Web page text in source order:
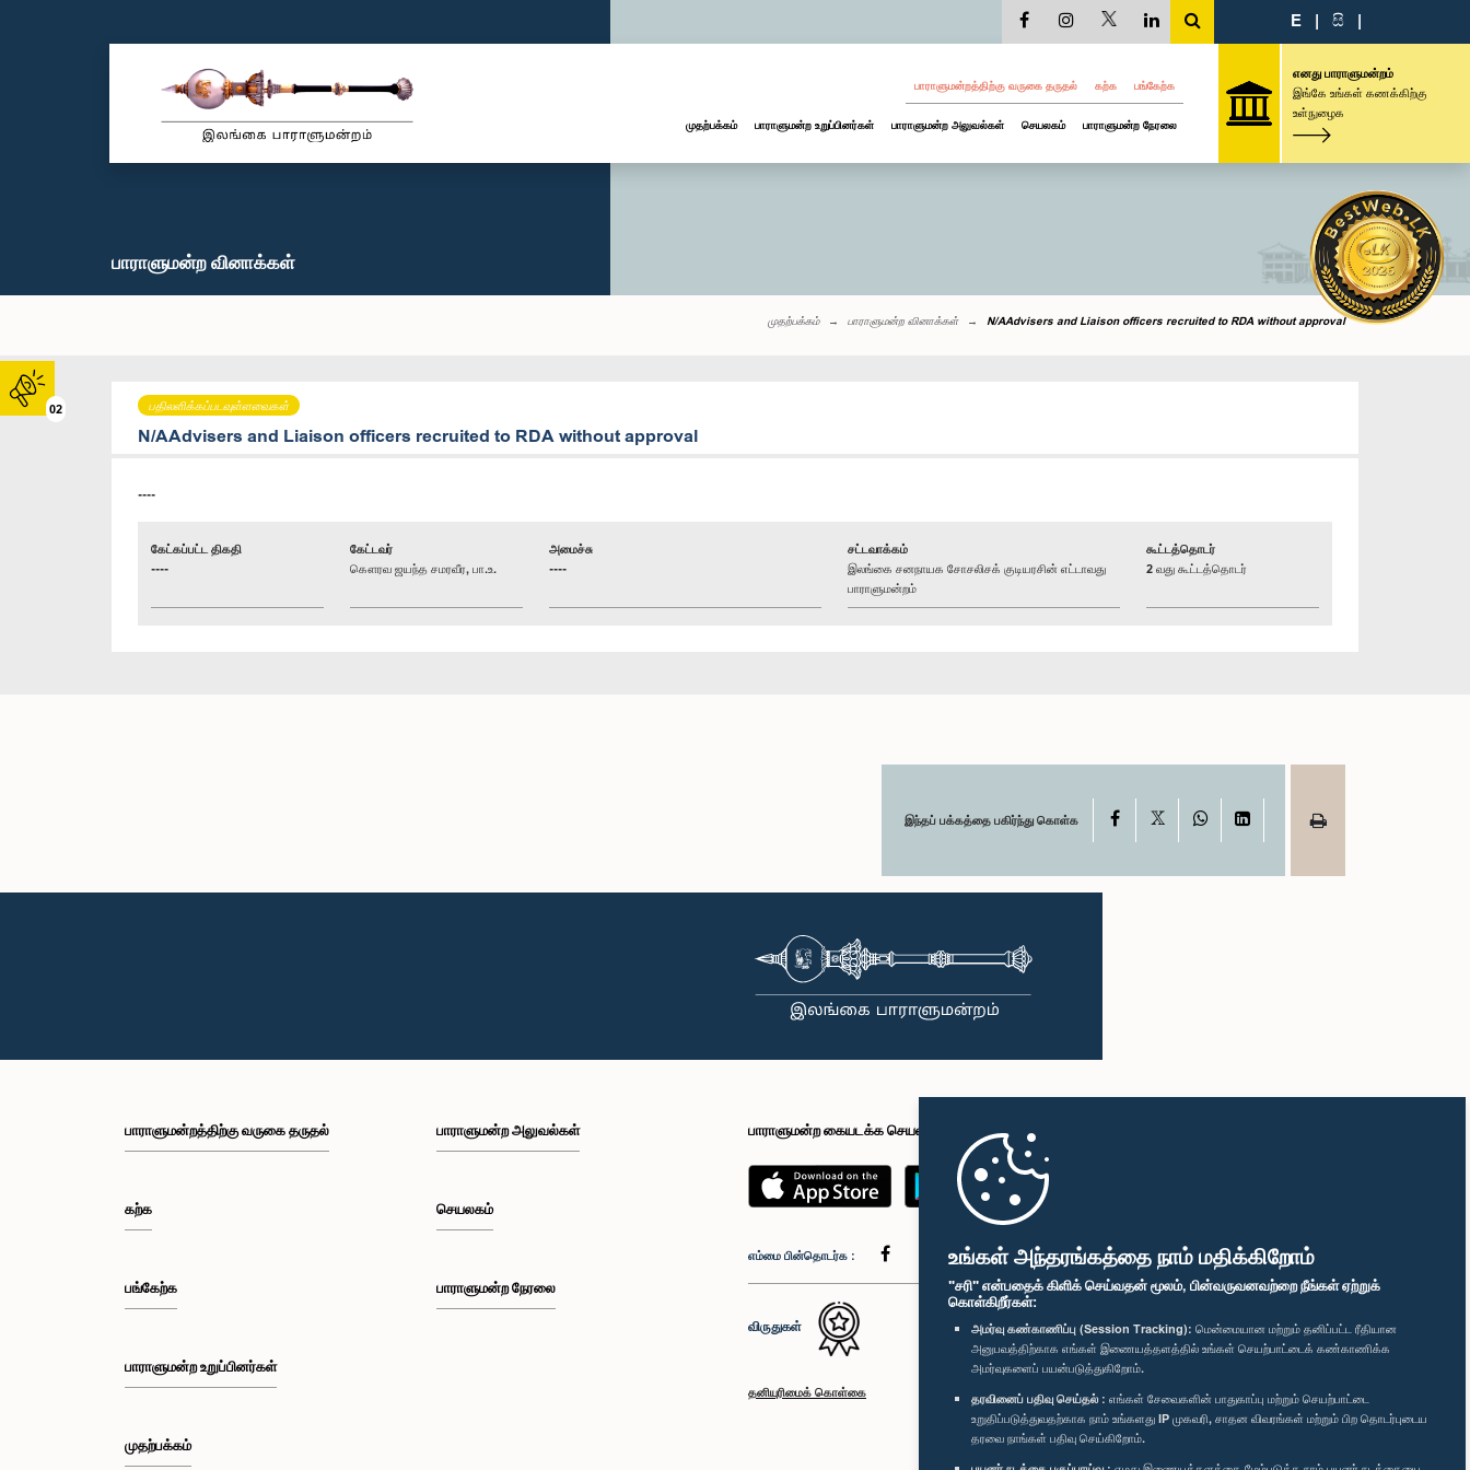
உங்கள் அந்தரங்கத்தை நாம் மதிக்கிறோம்
"சரி" என்பதைக் கிளிக் செய்வதன் மூலம், பின்வருவனவற்றை நீங்கள் ஏற்றுக்
கொள்கிறீர்கள்:
அமர்வு கண்காணிப்பு (Session Tracking): மென்மையான மற்றும் தனிப்பட்ட ரீதியான
அனுபவத்திற்காக எங்கள் இணையத்தளத்தில் உங்கள் செயற்பாட்டைக் கண்காணிக்க
அமர்வுகளைப் பயன்படுத்துகிறோம்.
தரவினைப் பதிவு செய்தல் : எங்கள் சேவைகளின் பாதுகாப்பு மற்றும் செயற்பாட்டை
உறுதிப்படுத்துவதற்காக நாம் உங்களது IP முகவரி, சாதன விவரங்கள் மற்றும் பிற தொடர்புடைய
தரவை நாங்கள் பதிவு செய்கிறோம்.
02
E | සි |
பாராளுமன்றத்திற்கு வருகை தருதல் கற்க பங்கேற்க
முதற்பக்கம் பாராளுமன்ற உறுப்பினர்கள் பாராளுமன்ற அலுவல்கள் செயலகம் பாராளுமன்ற நேரலை
எனது பாராளுமன்றம்
இங்கே உங்கள் கணக்கிற்கு
உள்நுழைக
பாராளுமன்ற வினாக்கள்
முதற்பக்கம் பாராளுமன்ற வினாக்கள் N/AAdvisers and Liaison officers recruited to RDA without approval
பதிலளிக்கப்படவுள்ளவைகள்
N/AAdvisers and Liaison officers recruited to RDA without approval
----
கேட்கப்பட்ட திகதி
----
கேட்டவர்
கௌரவ ஜயந்த சமரவீர, பா.உ.
அமைச்சு
----
சட்டவாக்கம்
இலங்கை சனநாயக சோசலிசக் குடியரசின் எட்டாவது
பாராளுமன்றம்
கூட்டத்தொடர்
2 வது கூட்டத்தொடர்
இந்தப் பக்கத்தை பகிர்ந்து கொள்க Facebook WhatsAppLinkedIn
பாராளுமன்றத்திற்கு வருகை தருதல்
கற்க
பங்கேற்க
பாராளுமன்ற உறுப்பினர்கள்
முதற்பக்கம்
பாராளுமன்ற அலுவல்கள்
செயலகம்
பாராளுமன்ற நேரலை
பாராளுமன்ற கையடக்க செயலி
எம்மை பின்தொடர்க :
விருதுகள்
தனியுரிமைக் கொள்கை